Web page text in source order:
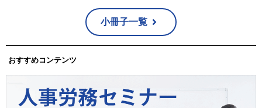
小冊子一覧
おすすめコンテンツ